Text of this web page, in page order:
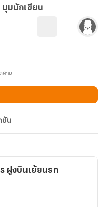
มุมนักเขียน
ตาม
ชัน
ฝูงบิน​เย้ยนรก